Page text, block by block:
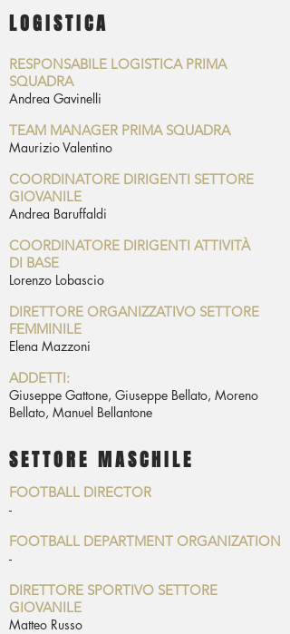
LOGISTICA
RESPONSABILE LOGISTICA PRIMA
SQUADRA
Andrea Gavinelli
TEAM MANAGER PRIMA SQUADRA
Maurizio Valentino
COORDINATORE DIRIGENTI SETTORE
GIOVANILE
Andrea Baruffaldi
COORDINATORE DIRIGENTI ATTIVITÀ
DI BASE
Lorenzo Lobascio
DIRETTORE ORGANIZZATIVO SETTORE
FEMMINILE
Elena Mazzoni
ADDETTI:
Giuseppe Gattone, Giuseppe Bellato, Moreno
Bellato, Manuel Bellantone
SETTORE MASCHILE
FOOTBALL DIRECTOR
-
FOOTBALL DEPARTMENT ORGANIZATION
-
DIRETTORE SPORTIVO SETTORE
GIOVANILE
Matteo Russo